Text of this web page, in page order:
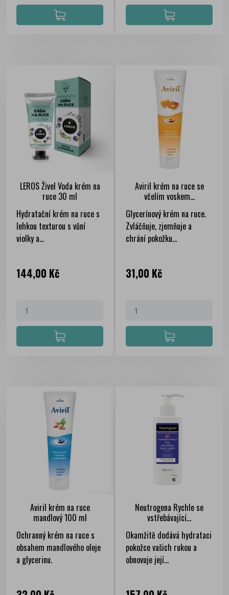
LEROS Živel Voda krém na
ruce 30 ml
Hydratační krém na ruce s
lehkou texturou s vůní
violky a...
Cena
144,00 Kč
Aviril krém na ruce se
včelím voskem...
Glycerínový krém na ruce.
Zvláčňuje, zjemňuje a
chrání pokožku...
Cena
31,00 Kč
Aviril krém na ruce
mandlový 100 ml
Ochranný krém na ruce s
obsahem mandlového oleje
a glycerinu.
Neutrogena Rychle se
vstřebávající...
Okamžitě dodává hydrataci
pokožce vašich rukou a
obnovuje její...